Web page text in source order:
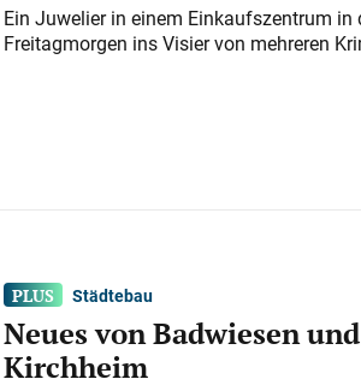
Ein Juwelier in einem Einkaufszentrum
Freitagmorgen ins Visier von mehreren
Städtebau
Neues von Badwiesen
Kirchheim